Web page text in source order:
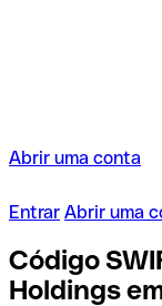
Abrir uma conta
Entrar Abrir uma
Código
Holdings